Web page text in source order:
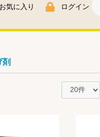
お気に入り ログイン